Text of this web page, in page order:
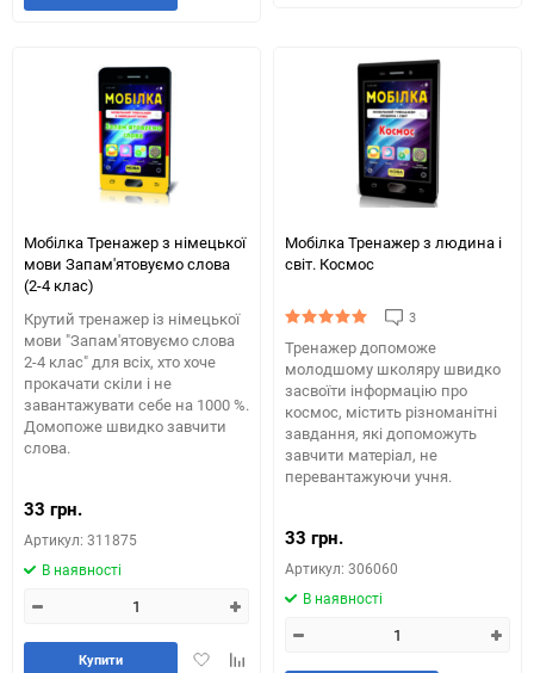
Мобілка Тренажер з німецької
мови Запам'ятовуємо слова
(2-4 клас)
Крутий тренажер із німецької
мови "Запам'ятовуємо слова
2-4 клас" для всіх, хто хоче
прокачати скіли і не
завантажувати себе на 1000 %.
Домопоже швидко завчити
слова.
33 грн.
Артикул: 311875
В наявності
ДодатиДодайте
Купити
Мобілка Тренажер з людина і
світ. Космос
3
Тренажер допоможе
молодшому школяру швидко
засвоїти інформацію про
космос, містить різноманітні
завдання, які допоможуть
завчити матеріал, не
перевантажуючи учня.
33 грн.
Артикул: 306060
В наявності